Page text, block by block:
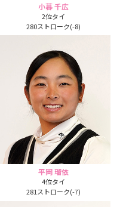
小暮 千広
2位タイ
280ストローク(-8)
平岡 瑠依
4位タイ
281ストローク(-7)